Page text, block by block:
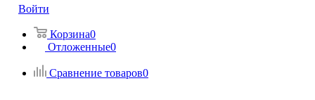
Войти
Корзина0
Отложенные0
Сравнение товаров0